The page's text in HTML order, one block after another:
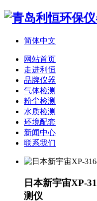
简体中文
网站首页
走进利恒
品牌仪器
气体检测
粉尘检测
水质检测
环境配套
新闻中心
联系我们
日本新宇宙XP-
测仪